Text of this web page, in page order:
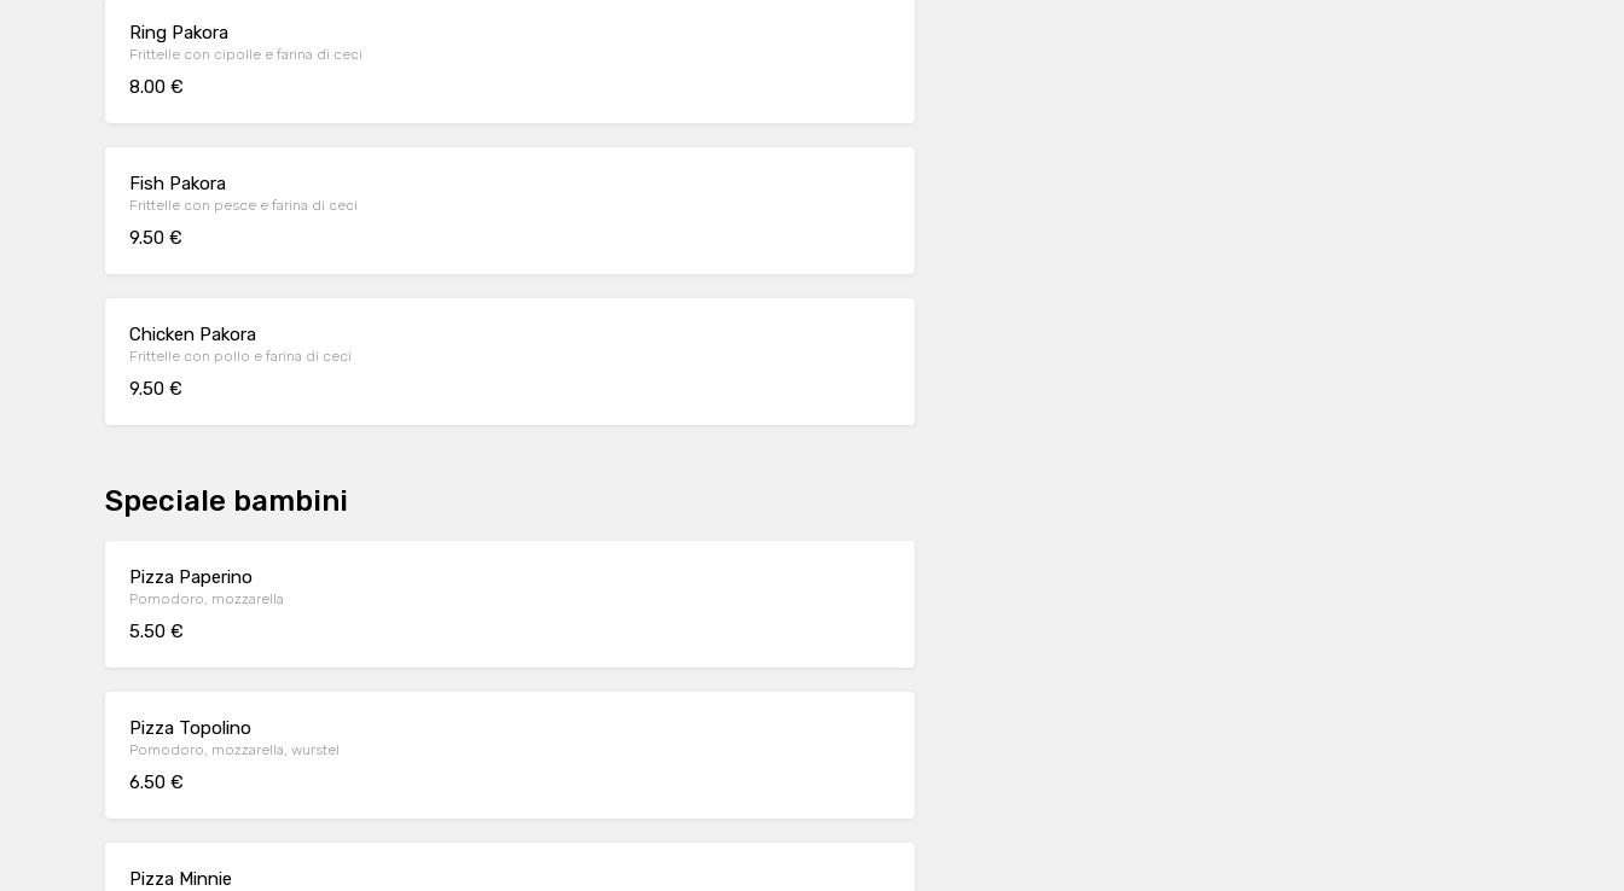
Ring Pakora
Frittelle con cipolle e farina di ceci
8.00 €
Fish Pakora
Frittelle con pesce e farina di ceci
9.50 €
Chicken Pakora
Frittelle con pollo e farina di ceci
9.50 €
Speciale bambini
Pizza Paperino
Pomodoro, mozzarella
5.50 €
Pizza Topolino
Pomodoro, mozzarella, wurstel
6.50 €
Pizza Minnie